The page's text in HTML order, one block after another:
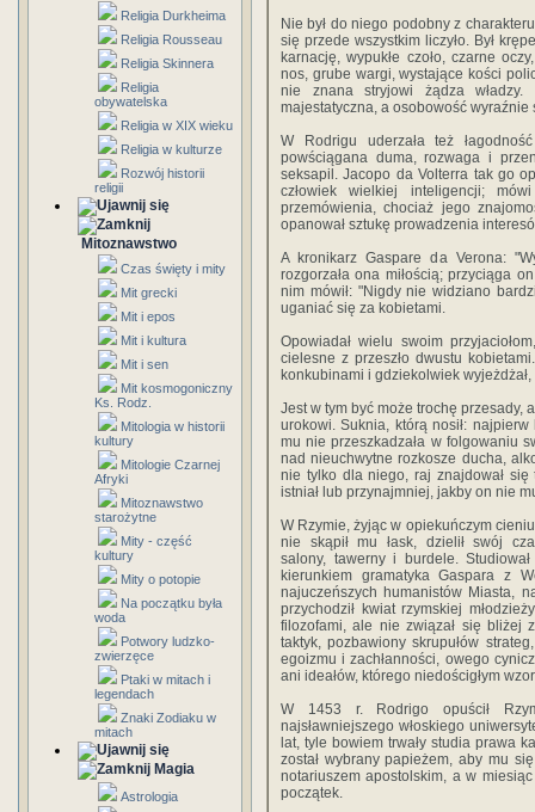
Religia Durkheima
Religia Rousseau
Religia Skinnera
Religia
obywatelska
Religia w XIX wieku
Religia w kulturze
Rozwój historii
religii
Mitoznawstwo
Czas święty i mity
Mit grecki
Mit i epos
Mit i kultura
Mit i sen
Mit kosmogoniczny
Ks. Rodz.
Mitologia w historii
kultury
Mitologie Czarnej
Afryki
Mitoznawstwo
starożytne
Mity - część
kultury
Mity o potopie
Na początku była
woda
Potwory ludzko-
zwierzęce
Ptaki w mitach i
legendach
Znaki Zodiaku w
mitach
Magia
Astrologia
Nie był do niego podobny z
się przede wszystkim liczyło. Był
karnację, wypukłe czoło, czarne
nos, grube wargi, wystające kości
nie znana stryjowi żądza
majestatyczna, a osobowość
W Rodrigu uderzała też
powściągana duma, rozwaga i
seksapil. Jacopo da Volterra tak go
człowiek wielkiej inteligencji;
przemówienia, chociaż jego
opanował sztukę prowadzenia
A kronikarz Gaspare da Verona:
rozgorzała ona miłością; przyciąga
nim mówił: "Nigdy nie widziano
uganiać się za kobietami.
Opowiadał wielu swoim
cielesne z przeszło dwustu
konkubinami i gdziekolwiek
Jest w tym być może trochę przesady,
urokowi. Suknia, którą nosił:
mu nie przeszkadzała w folgowaniu
nad nieuchwytne rozkosze ducha,
nie tylko dla niego, raj znajdował
istniał lub przynajmniej, jakby on nie
W Rzymie, żyjąc w opiekuńczym
nie skąpił mu łask, dzielił swój
salony, tawerny i burdele.
kierunkiem gramatyka Gaspara z
najuczeńszych humanistów Miasta,
przychodził kwiat rzymskiej
filozofami, ale nie związał się bliżej
taktyk, pozbawiony skrupułów
egoizmu i zachłanności, owego
ani ideałów, którego niedościgłym
W 1453 r. Rodrigo opuścił
najsławniejszego włoskiego
lat, tyle bowiem trwały studia prawa
został wybrany papieżem, aby mu
notariuszem apostolskim, a w
początek.